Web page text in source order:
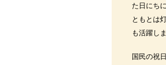
た日にち
ともとは
も活躍し
国民の祝